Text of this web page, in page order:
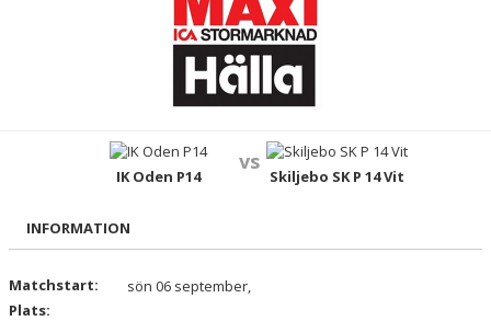
BILDGALLERI
IK Oden P14
vs
Skiljebo SK P 14 Vit
INFORMATION
Matchstart:
sön 06 september,
Plats: